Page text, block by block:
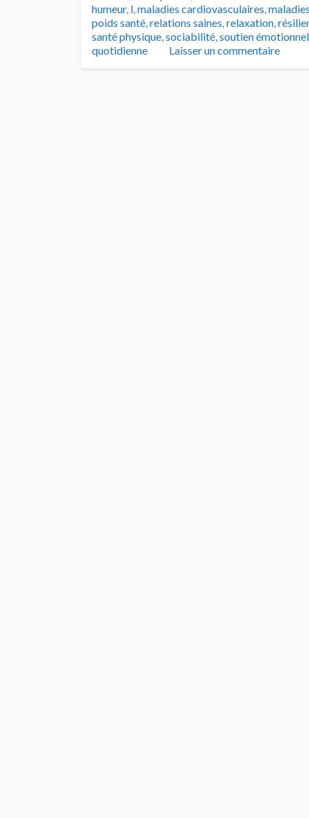
humeur, l,maladies cardiovasculaires,
poids santé,relations saines,relaxation,
santé physique,sociabilité,soutien émotionnel
quotidienne
Laisser un commentaire